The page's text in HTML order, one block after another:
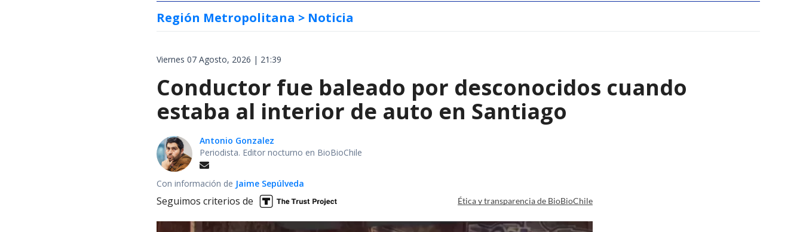
Región Metropolitana > Noticia
Viernes 07 Agosto, 2026 | 21:39
Conductor fue baleado por desconocidos cuando
estaba al interior de auto en Santiago
Antonio Gonzalez
Periodista. Editor nocturno en BioBioChile
Con información de Jaime Sepúlveda
Seguimos criterios de Ética y transparencia de BioBioChile